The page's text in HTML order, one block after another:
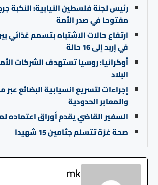
رئيس لجنة فلسطين النيابية: النكبة
مفتوحا في صدر الأمة
ارتفاع حالات الاشتباه بتسمم غذائي
في إربد إلى 16 حالة
أوكرانيا: روسيا تستهدف الشركات
البلاد
إجراءات لتسريع انسيابية البضائع عبر
والمعابر الحدودية
السفير القاضي يقدم أوراق اعتماده
صحة غزة تتسلم جثامين 15 شهيدا
mk